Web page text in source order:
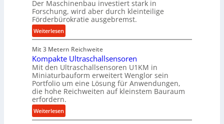
n
d
i
g
&
B
a
u
e
r
m
p
f
e
z
i
e
t
U
m
s
Der Maschinenbau investiert stark in
Forschung, wird aber durch kleinteilige
Förderbürokratie ausgebremst.
Weiterlesen:
M
a
s
c
h
i
n
e
n
Mit 3 Metern Reichweite
Kompakte Ultraschallsensoren
Mit den Ultraschallsensoren U1KM in
Miniaturbauform erweitert Wenglor sein
Portfolio um eine Lösung für Anwendungen,
die hohe Reichweiten auf kleinstem Bauraum
erfordern.
Weiterlesen:
K